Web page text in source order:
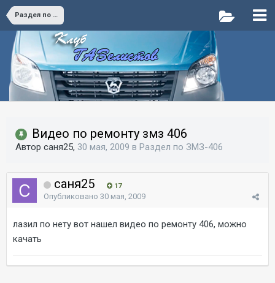
Раздел по ЗМЗ-406
Видео по ремонту змз 406
Автор саня25, 30 мая, 2009 в Раздел по ЗМЗ-406
саня25 17
Опубликовано 30 мая, 2009
лазил по нету вот нашел видео по ремонту 406, можно
качать